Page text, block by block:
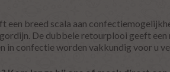
een breed scala aan
De dubbele retourplooi geeft
in confectie worden vakkundig voor u